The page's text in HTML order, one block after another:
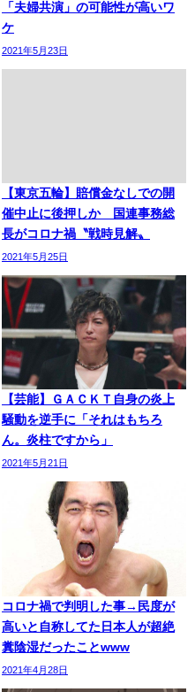
「夫婦共演」の可能性が高いワ
ケ
2021年5月23日
【東京五輪】賠償金なしでの開
催中止に後押しか 国連事務総
長がコロナ禍〝戦時見解〟
2021年5月25日
【芸能】ＧＡＣＫＴ自身の炎上
騒動を逆手に「それはもちろ
ん。炎柱ですから」
2021年5月21日
コロナ禍で判明した事→民度が
高いと自称してた日本人が超絶
糞陰湿だったことwww
2021年4月28日